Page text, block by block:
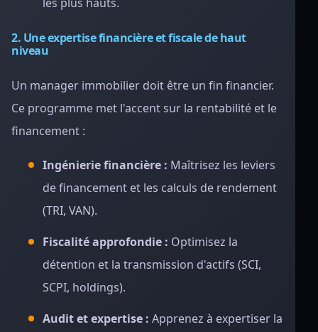
2. Une expertise financière et fiscale de haut
niveau
Un manager immobilier doit être un fin financier.
Ce programme met l'accent sur la rentabilité et le
financement :
Ingénierie financière : Maîtrisez les leviers
de financement et les calculs de rendement
(TRI, VAN).
Fiscalité approfondie : Optimisez la
détention et la transmission d'actifs (SCI,
SCPI, holdings).
Audit et expertise : Apprenez à expertiser la